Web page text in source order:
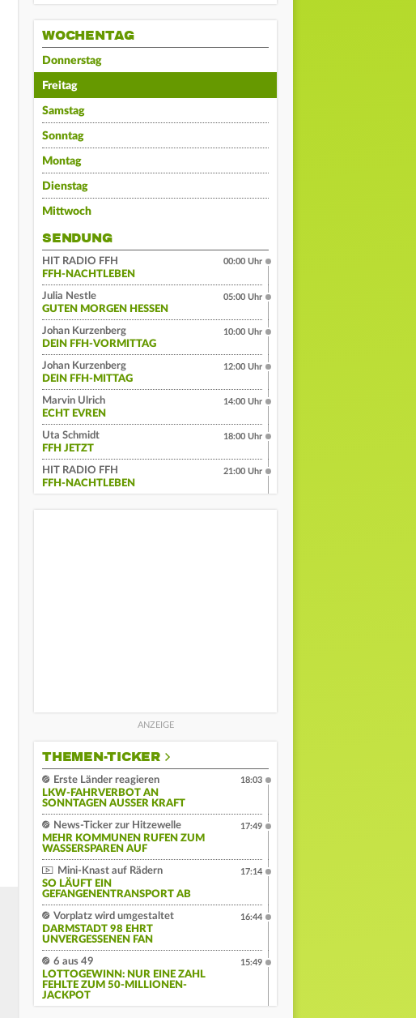
WOCHENTAG
Donnerstag
Freitag
Samstag
Sonntag
Montag
Dienstag
Mittwoch
SENDUNG
HIT RADIO FFH
FFH-NACHTLEBEN
00:00 Uhr
Julia Nestle
GUTEN MORGEN HESSEN
05:00 Uhr
Johan Kurzenberg
DEIN FFH-VORMITTAG
10:00 Uhr
Johan Kurzenberg
DEIN FFH-MITTAG
12:00 Uhr
Marvin Ulrich
ECHT EVREN
14:00 Uhr
Uta Schmidt
FFH JETZT
18:00 Uhr
HIT RADIO FFH
FFH-NACHTLEBEN
21:00 Uhr
THEMEN-TICKER
Erste Länder reagieren
LKW-FAHRVERBOT AN
SONNTAGEN AUSSER KRAFT
18:03
News-Ticker zur Hitzewelle
MEHR KOMMUNEN RUFEN ZUM
WASSERSPAREN AUF
17:49
Mini-Knast auf Rädern
SO LÄUFT EIN
GEFANGENENTRANSPORT AB
17:14
Vorplatz wird umgestaltet
DARMSTADT 98 EHRT
UNVERGESSENEN FAN
16:44
6 aus 49
LOTTOGEWINN: NUR EINE ZAHL
FEHLTE ZUM 50-MILLIONEN-
JACKPOT
15:49